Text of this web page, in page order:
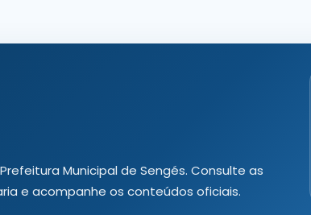
Municipal de Sengés. Consulte as
e acompanhe os conteúdos oficiais.